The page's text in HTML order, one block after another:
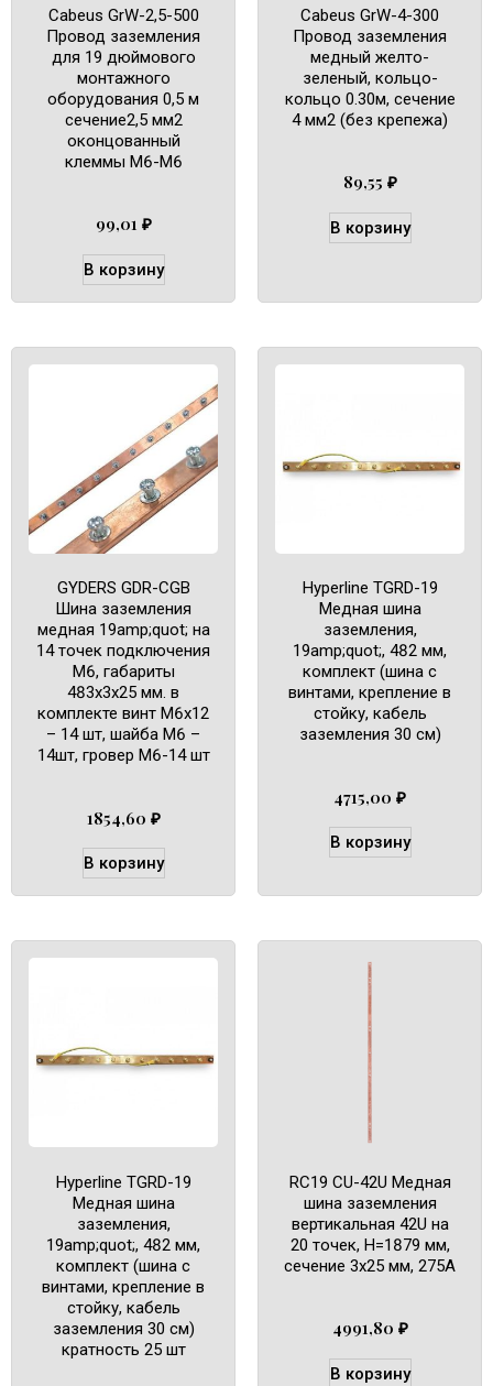
Cabeus GrW-2,5-500
Провод заземления
для 19 дюймового
монтажного
оборудования 0,5 м
сечение2,5 мм2
оконцованный
клеммы М6-М6
99,01 ₽
В корзину
Cabeus GrW-4-300
Провод заземления
медный желто-
зеленый, кольцо-
кольцо 0.30м, сечение
4 мм2 (без крепежа)
89,55 ₽
В корзину
GYDERS GDR-CGB
Шина заземления
медная 19amp;quot; на
14 точек подключения
М6, габариты
483х3х25 мм. в
комплекте винт М6х12
– 14 шт, шайба М6 –
14шт, гровер М6-14 шт
1854,60 ₽
В корзину
Hyperline TGRD-19
Медная шина
заземления,
19amp;quot;, 482 мм,
комплект (шина с
винтами, крепление в
стойку, кабель
заземления 30 см)
4715,00 ₽
В корзину
Hyperline TGRD-19
Медная шина
заземления,
19amp;quot;, 482 мм,
комплект (шина с
винтами, крепление в
стойку, кабель
заземления 30 см)
кратность 25 шт
RC19 CU-42U Медная
шина заземления
вертикальная 42U на
20 точек, H=1879 мм,
сечение 3х25 мм, 275А
4991,80 ₽
В корзину